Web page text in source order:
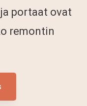
portaat ovat
remontin